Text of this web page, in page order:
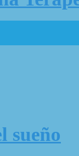
sueño